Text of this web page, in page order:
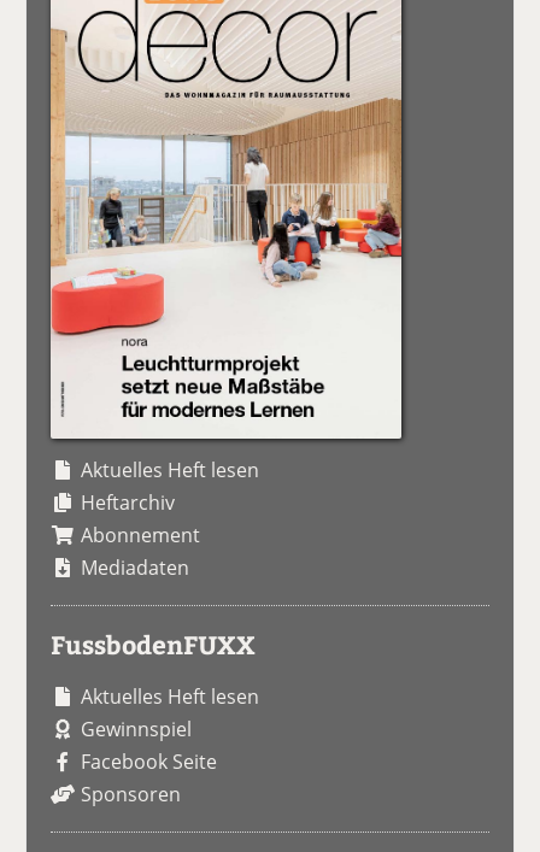
Aktuelles Heft lesen
Heftarchiv
Abonnement
Mediadaten
FussbodenFUXX
Aktuelles Heft lesen
Gewinnspiel
Facebook Seite
Sponsoren